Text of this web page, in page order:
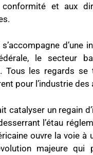
et aux
d’une
le secteur
Tous les regards
pour l’industrie
catalyser un regain
l’étau
ouvre la voie
majeure